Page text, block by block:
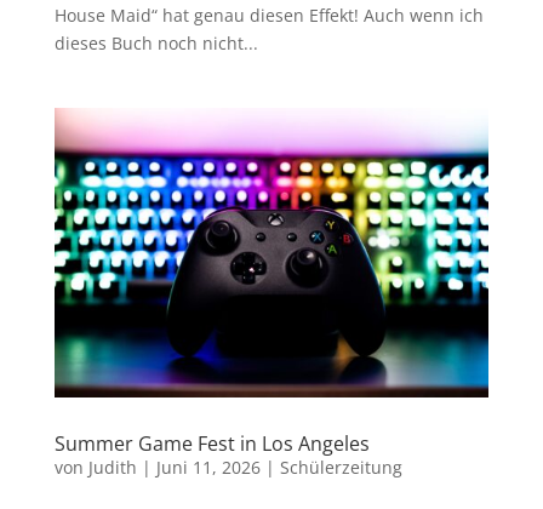
House Maid“ hat genau diesen Effekt! Auch wenn ich
dieses Buch noch nicht...
Summer Game Fest in Los Angeles
von Judith | Juni 11, 2026| Schülerzeitung